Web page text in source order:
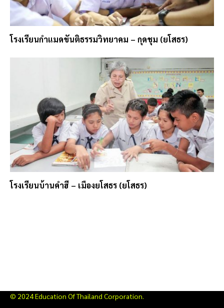
โรงเรียนกำแมดขันติธรรมวิทยาคม – กุดชุม (ยโสธร)
โรงเรียนบ้านคำฮี – เมืองยโสธร (ยโสธร)
© 2024 Education Of Thailand Corporation.